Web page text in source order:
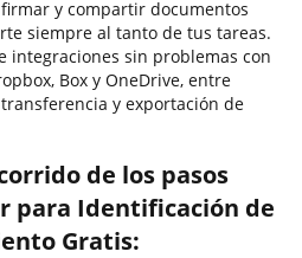
y compartir documentos
siempre al tanto de tus tareas.
integraciones sin problemas con
Box y OneDrive, entre
y exportación de
de los pasos
para Identificación de
Gratis: